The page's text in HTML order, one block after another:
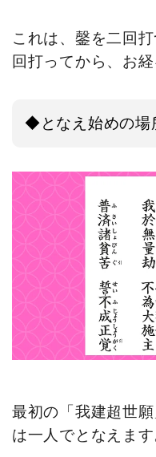
これは、鏧を二回
回打ってから、お経
◆となえ始めの場
最初の「我建超世
は一人でとなえます